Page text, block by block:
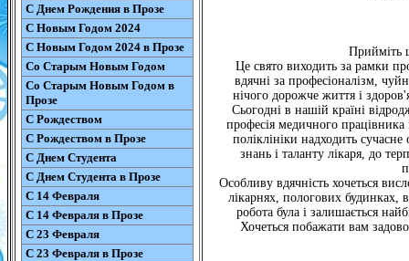
С Днем Рождения в Прозе
С Новым Годом 2024
С Новым Годом 2024 в Прозе
Со Старым Новым Годом
Со Старым Новым Годом в
Прозе
С Рождеством
С Рождеством в Прозе
С Днем Студента
С Днем Студента в Прозе
С 14 Февраля
С 14 Февраля в Прозе
С 23 Февраля
С 23 Февраля в Прозе
Прийміть
Це свято виходить за рамки
вдячні за професіоналізм,
нічого дорожче життя і
Сьогодні в нашій країні
професія медичного працівника
поліклініки надходить
знань і таланту лікаря, до
Особливу вдячність хочеться
лікарнях, пологових
робота була і залишається
Хочеться побажати вам